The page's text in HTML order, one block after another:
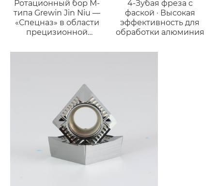
Ротационный бор M-
типа Grewin Jin Niu —
«Спецназ» в области
прецизионной
4-Зубая фреза с
фаской · Высокая
эффективность для
обработки алюминия